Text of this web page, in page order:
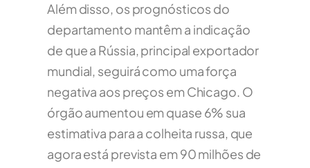
Além disso, os prognósticos do
departamento mantêm a indicação
de que a Rússia, principal exportador
mundial, seguirá como uma força
negativa aos preços em Chicago. O
órgão aumentou em quase 6% sua
estimativa para a colheita russa, que
agora está prevista em 90 milhões de